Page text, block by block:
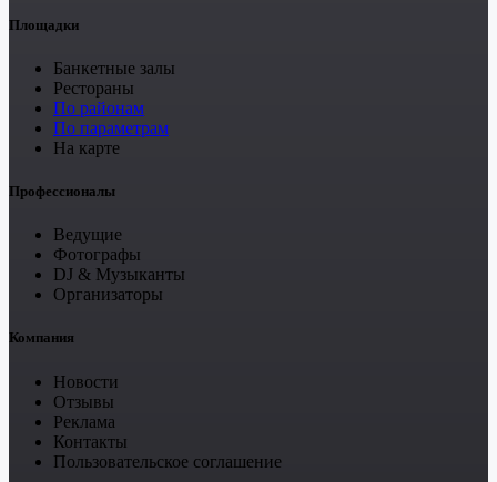
Площадки
Банкетные залы
Рестораны
По районам
По параметрам
На карте
Профессионалы
Ведущие
Фотографы
DJ & Музыканты
Организаторы
Компания
Новости
Отзывы
Реклама
Контакты
Пользовательское соглашение